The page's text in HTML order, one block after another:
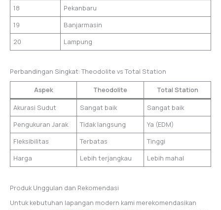
18
Pekanbaru
19
Banjarmasin
20
Lampung
Perbandingan Singkat: Theodolite vs Total Station
Aspek Theodolite
Total Station
Akurasi Sudut
Sangat baik
Sangat baik
Pengukuran Jarak
Tidak langsung
Ya (EDM)
Fleksibilitas
Terbatas
Tinggi
Harga
Lebih terjangkau Lebih mahal
Produk Unggulan dan Rekomendasi
Untuk kebutuhan lapangan modern kami merekomendasikan